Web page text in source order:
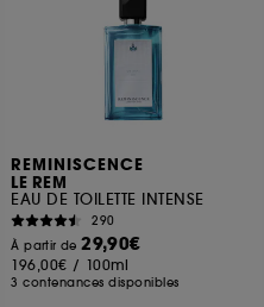
REMINISCENCE
LE REM
EAU DE TOILETTE INTENSE
290
À partir de29,90€
196,00€ / 100ml
3 contenances disponibles